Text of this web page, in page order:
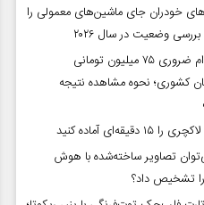
خودران جای ماشین‌های معمولی را
وضعیت در سال ۲۰۲۶
استعلام وام ضروری ۷۵ میلیون تومانی
کشوری؛ نحوه مشاهده نتیجه
دقیقه‌ای آماده کنید
تصاویر ساخته‌شده با هوش
تشخیص داد؟